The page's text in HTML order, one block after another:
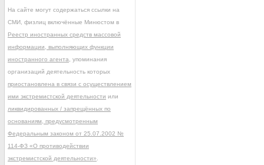
На сайте могут содержаться ссылки на
СМИ, физлиц включённые Минюстом в
Реестр иностранных средств массовой
информации, выполняющих функции
иностранного агента , упоминания
организаций деятельность которых
приостановлена в связи с осуществлением
ими экстремистской деятельности или
ликвидированных / запрещённых по
основаниям, предусмотренным
Федеральным законом от 25.07.2002 №
114-ФЗ «О противодействии
экстремистской деятельности»